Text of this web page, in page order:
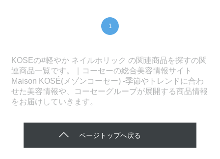
1
KOSEの#軽やか ネイルホリック の関連商品を探すの関
連商品一覧です。｜コーセーの総合美容情報サイト
Maison KOSÉ(メゾンコーセー) -季節やトレンドに合わ
せた美容情報や、コーセーグループが展開する商品情報
をお届けしていきます。
ページトップへ戻る